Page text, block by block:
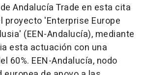
Andalucía Trade en esta cita
proyecto 'Enterprise Europe
(EEN-Andalucía), mediante
esta actuación con una
60%. EEN-Andalucía, nodo